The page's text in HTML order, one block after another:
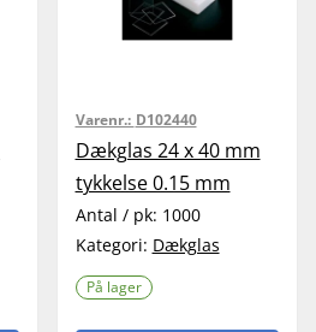
Varenr.: D102440
Dækglas 24 x 40 mm
tykkelse 0.15 mm
Antal / pk: 1000
Kategori: Dækglas
På lager